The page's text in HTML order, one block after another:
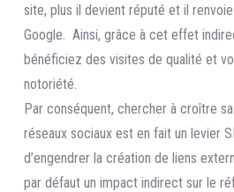
site, plus il devient réputé et il
Google. Ainsi, grâce à cet effet
bénéficiez des visites de qualité et
notoriété.
Par conséquent, chercher à croître
réseaux sociaux est en fait un levier
d’engendrer la création de liens
par défaut un impact indirect sur le